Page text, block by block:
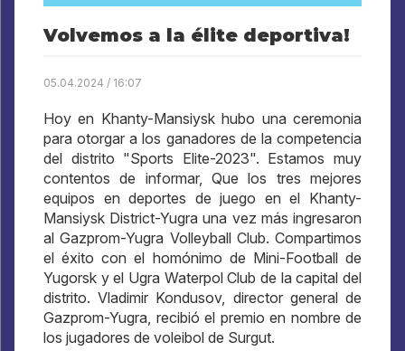
Volvemos a la élite deportiva!
05.04.2024 / 16:07
Hoy en Khanty-Mansiysk hubo una ceremonia
para otorgar a los ganadores de la competencia
del distrito "Sports Elite-2023". Estamos muy
contentos de informar, Que los tres mejores
equipos en deportes de juego en el Khanty-
Mansiysk District-Yugra una vez más ingresaron
al Gazprom-Yugra Volleyball Club. Compartimos
el éxito con el homónimo de Mini-Football de
Yugorsk y el Ugra Waterpol Club de la capital del
distrito. Vladimir Kondusov, director general de
Gazprom-Yugra, recibió el premio en nombre de
los jugadores de voleibol de Surgut.